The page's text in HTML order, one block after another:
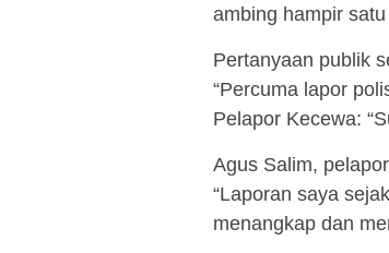
ambing hampir
Pertanyaan publik
“Percuma lapor
Pelapor Kecewa:
Agus Salim,
“Laporan saya
menangkap dan